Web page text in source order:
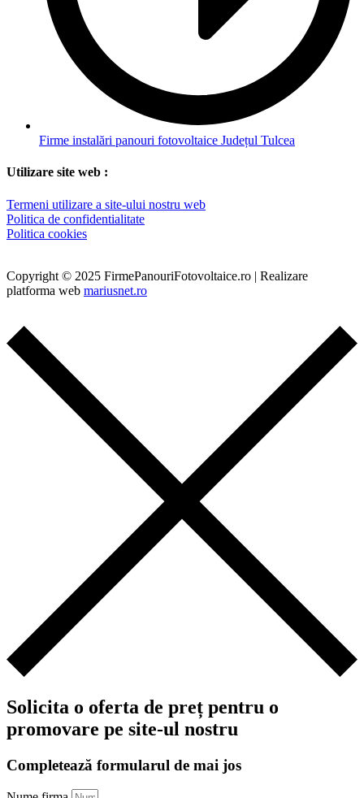
Firme instalări panouri fotovoltaice Județul Tulcea
Utilizare site web :
Termeni utilizare a site-ului nostru web
Politica de confidentialitate
Politica cookies
Copyright © 2025 FirmePanouriFotovoltaice.ro | Realizare
platforma web mariusnet.ro
Solicita o oferta de preț pentru o
promovare pe site-ul nostru
Completează formularul de mai jos